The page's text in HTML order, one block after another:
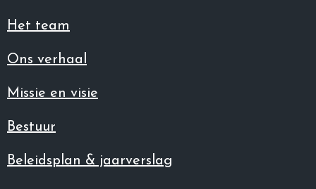
Het team
Ons verhaal
Missie en visie
Bestuur
Beleidsplan & jaarverslag